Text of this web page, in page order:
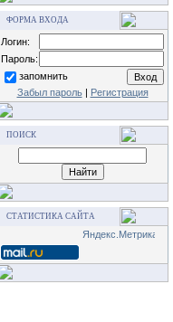
ФОРМА ВХОДА
Логин:
Пароль:
запомнить
Забыл пароль| Регистрация
ПОИСК
СТАТИСТИКА САЙТА